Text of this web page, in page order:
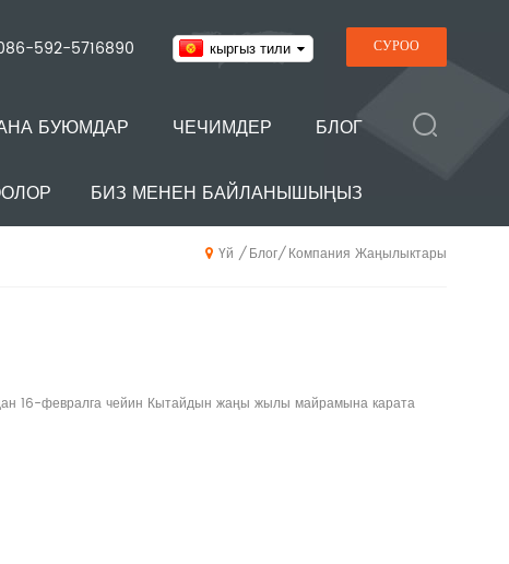
СУРОО
кыргыз тили
592-5716890
БУЮМДАР ЧЕЧИМДЕР БЛОГ
БИЗ МЕНЕН БАЙЛАНЫШЫҢЫЗ
Үй / Блог/ Компания Жаңылыктары
16-февралга чейин Кытайдын жаңы жылы майрамына карата